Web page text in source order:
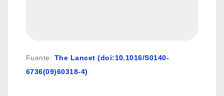
Fuente: The Lancet (doi:10.1016/S0140-
6736(09)60318-4)